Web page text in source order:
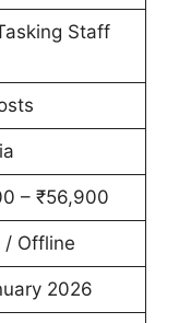
Staff
– ₹56,900
/ Offline
2026